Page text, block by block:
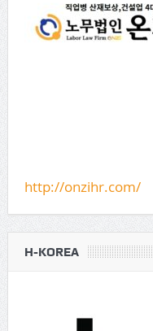
http://onzihr.com/
H-KOREA